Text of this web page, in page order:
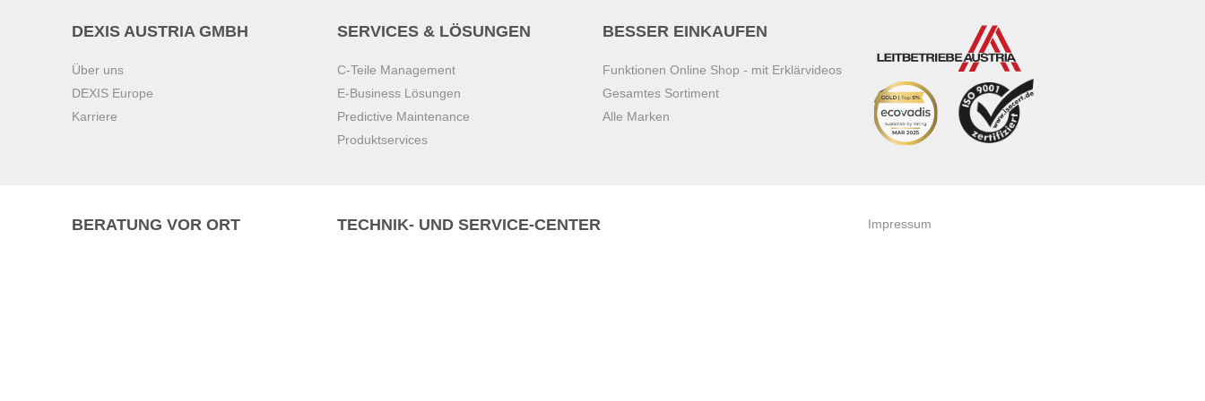
DEXIS AUSTRIA GMBH
Über uns
DEXIS Europe
Karriere
SERVICES & LÖSUNGEN
C-Teile Management
E-Business Lösungen
Predictive Maintenance
Produktservices
BESSER EINKAUFEN
Funktionen Online Shop - mit Erklärvideos
Gesamtes Sortiment
Alle Marken
BERATUNG VOR ORT TECHNIK- UND SERVICE-CENTER
Impressum